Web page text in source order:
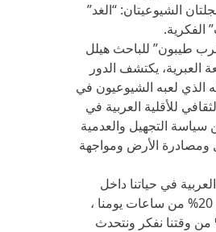
الشيوعيتان: “الغد”
الفكرية.
طيبون” للباحث هيلل
العبرية، يكتشف الدور
الذي لعبه الشيوعيون في
للأقلية العربية في
سياسة التجهيل والعدمية
ومصادرة الأرض ومواجهة
في حياتنا داخل
اسرائيل لا تتعدى 20% من ساعات يومنا ،
الأقل 50% من وقتنا نفكر ونتحدث